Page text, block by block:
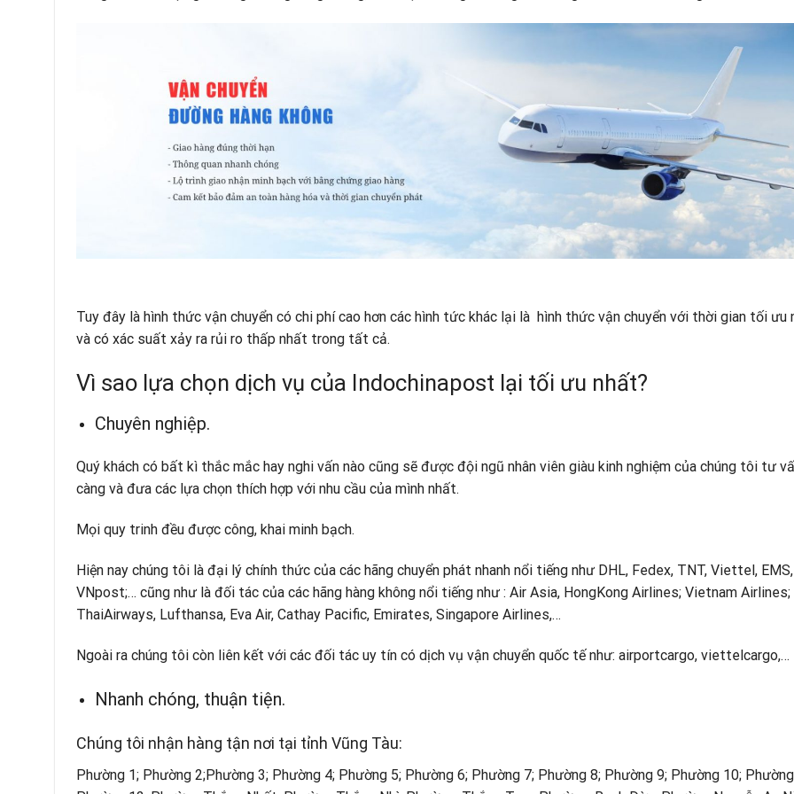
Tuy đây là hình thức vận chuyển có chi phí cao hơn các hình tức khác lại là hình thức vận chuyển với thời gian tối ưu
và có xác suất xảy ra rủi ro thấp nhất trong tất cả.
Vì sao lựa chọn dịch vụ của Indochinapost lại tối ưu nhất?
Chuyên nghiệp.
Quý khách có bất kì thắc mắc hay nghi vấn nào cũng sẽ được đội ngũ nhân viên giàu kinh nghiệm của chúng tôi tư
càng và đưa các lựa chọn thích hợp với nhu cầu của mình nhất.
Mọi quy trinh đều được công, khai minh bạch.
Hiện nay chúng tôi là đại lý chính thức của các hãng chuyển phát nhanh nổi tiếng như DHL, Fedex, TNT, Viettel, EMS,
VNpost;… cũng như là đối tác của các hãng hàng không nổi tiếng như : Air Asia, HongKong Airlines; Vietnam Airlines;
ThaiAirways, Lufthansa, Eva Air, Cathay Pacific, Emirates, Singapore Airlines,…
Ngoài ra chúng tôi còn liên kết với các đối tác uy tín có dịch vụ vận chuyển quốc tế như: airportcargo, viettelcargo,…
Nhanh chóng, thuận tiện.
Chúng tôi nhận hàng tận nơi tại tỉnh Vũng Tàu:
Phường 1; Phường 2;Phường 3; Phường 4; Phường 5; Phường 6; Phường 7; Phường 8; Phường 9; Phường 10;